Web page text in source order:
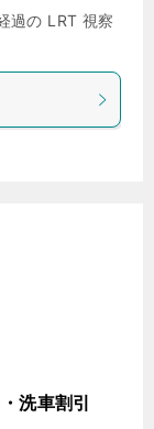
過の LRT 視察
洗車割引